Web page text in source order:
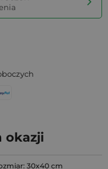
okazji
30x40 cm